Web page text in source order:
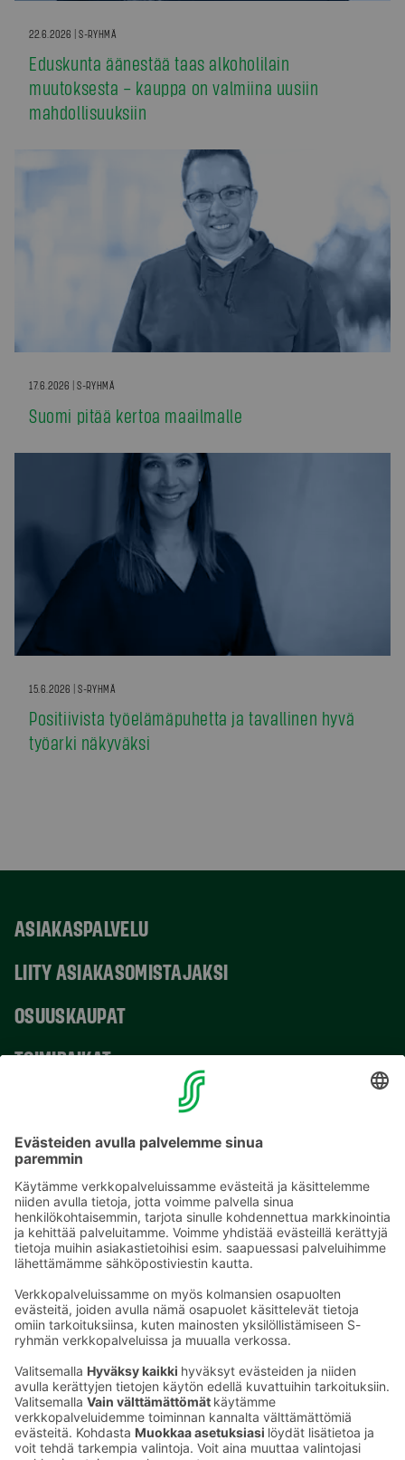
22.6.2026 | S-RYHMÄ
Eduskunta äänestää taas alkoholilain
muutoksesta – kauppa on valmiina uusiin
mahdollisuuksiin
17.6.2026 | S-RYHMÄ
Suomi pitää kertoa maailmalle
15.6.2026 | S-RYHMÄ
Positiivista työelämäpuhetta ja tavallinen hyvä
työarki näkyväksi
ASIAKASPALVELU
LIITY ASIAKASOMISTAJAKSI
OSUUSKAUPAT
TOIMIPAIKAT
Sähköpostiosoitteet S-ryhmässä ovat muotoa
etunimi.sukunimi@sok.fi
Seuraa meitä: